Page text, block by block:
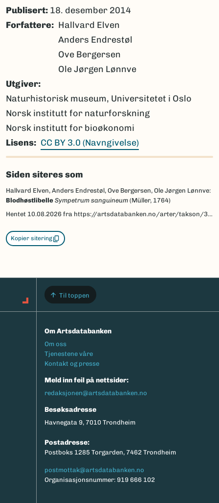
Publisert: 18. desember 2014
Forfattere
Hallvard Elven
Anders Endrestøl
Ove Bergersen
Ole Jørgen Lønnve
Utgiver
Naturhistorisk museum, Universitetet i Oslo
Norsk institutt for naturforskning
Norsk institutt for bioøkonomi
Lisens
CC BY 3.0 (Navngivelse)
Siden siteres som
Hallvard Elven, Anders Endrestøl, Ove Bergersen, Ole Jørgen Lønnve:
Blodhøstlibelle Sympetrum sanguineum (Müller, 1764)
Hentet 10.08.2026 fra https://artsdatabanken.no/arter/takson/32633/beskrivelse
Kopier sitering
Til toppen
Om Artsdatabanken
Footermeny
Om oss
Tjenestene våre
Kontakt og presse
Meld inn feil på nettsider:
redaksjonen@artsdatabanken.no
Besøksadresse
Havnegata 9, 7010 Trondheim
Postadresse:
Postboks 1285 Torgarden, 7462 Trondheim
postmottak@artsdatabanken.no
Organisasjonsnummer: 919 666 102